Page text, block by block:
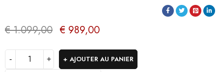
€1.099,00 € 989,00
AJOUTER AU PANIER